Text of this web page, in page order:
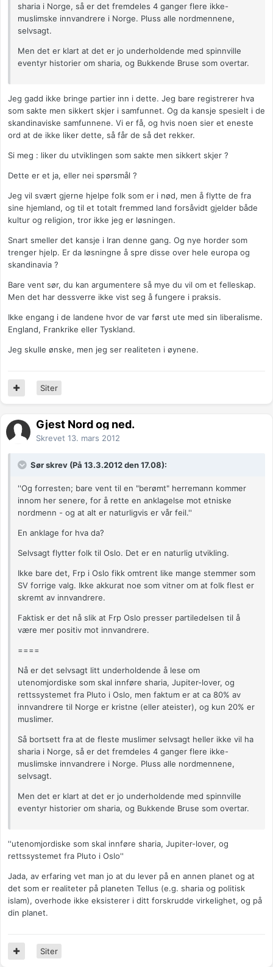
sharia i Norge, så er det fremdeles 4 ganger flere ikke-
muslimske innvandrere i Norge. Pluss alle nordmennene,
selvsagt.
Men det er klart at det er jo underholdende med spinnville
eventyr historier om sharia, og Bukkende Bruse som overtar.
Jeg gadd ikke bringe partier inn i dette. Jeg bare registrerer hva
som sakte men sikkert skjer i samfunnet. Og da kansje spesielt i de
skandinaviske samfunnene. Vi er få, og hvis noen sier et eneste
ord at de ikke liker dette, så får de så det rekker.
Si meg : liker du utviklingen som sakte men sikkert skjer ?
Dette er et ja, eller nei spørsmål ?
Jeg vil svært gjerne hjelpe folk som er i nød, men å flytte de fra
sine hjemland, og til et totalt fremmed land forsåvidt gjelder både
kultur og religion, tror ikke jeg er løsningen.
Snart smeller det kansje i Iran denne gang. Og nye horder som
trenger hjelp. Er da løsningne å spre disse over hele europa og
skandinavia ?
Bare vent sør, du kan argumentere så mye du vil om et felleskap.
Men det har dessverre ikke vist seg å fungere i praksis.
Ikke engang i de landene hvor de var først ute med sin liberalisme.
England, Frankrike eller Tyskland.
Jeg skulle ønske, men jeg ser realiteten i øynene.
Siter
Gjest Nord og ned.
Skrevet 13. mars 2012
Sør skrev (På 13.3.2012 den 17.08):
''Og forresten; bare vent til en "berømt" herremann kommer
innom her senere, for å rette en anklagelse mot etniske
nordmenn - og at alt er naturligvis er vår feil.''
En anklage for hva da?
Selvsagt flytter folk til Oslo. Det er en naturlig utvikling.
Ikke bare det, Frp i Oslo fikk omtrent like mange stemmer som
SV forrige valg. Ikke akkurat noe som vitner om at folk flest er
skremt av innvandrere.
Faktisk er det nå slik at Frp Oslo presser partiledelsen til å
være mer positiv mot innvandrere.
====
Nå er det selvsagt litt underholdende å lese om
utenomjordiske som skal innføre sharia, Jupiter-lover, og
rettssystemet fra Pluto i Oslo, men faktum er at ca 80% av
innvandrere til Norge er kristne (eller ateister), og kun 20% er
muslimer.
Så bortsett fra at de fleste muslimer selvsagt heller ikke vil ha
sharia i Norge, så er det fremdeles 4 ganger flere ikke-
muslimske innvandrere i Norge. Pluss alle nordmennene,
selvsagt.
Men det er klart at det er jo underholdende med spinnville
eventyr historier om sharia, og Bukkende Bruse som overtar.
''utenomjordiske som skal innføre sharia, Jupiter-lover, og
rettssystemet fra Pluto i Oslo''
Jada, av erfaring vet man jo at du lever på en annen planet og at
det som er realiteter på planeten Tellus (e.g. sharia og politisk
islam), overhode ikke eksisterer i ditt forskrudde virkelighet, og på
din planet.
Siter